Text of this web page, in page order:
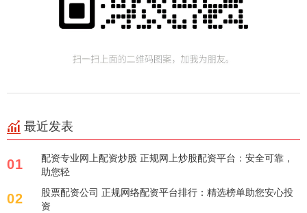
最近发表
01
配资专业网上配资炒股 正规网上炒股配资平台：安全可靠，
助您轻
02
股票配资公司 正规网络配资平台排行：精选榜单助您安心投
资